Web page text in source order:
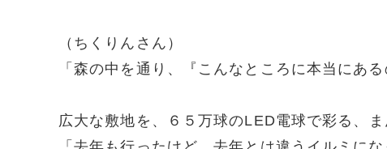
（ちくりんさん）
「森の中を通り、『こんなところに本当にあ
広大な敷地を、６５万球のLED電球で彩る、